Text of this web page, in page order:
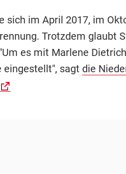
sich im April 2017, im
Trotzdem glaubt
es mit Marlene
eingestellt", sagt die